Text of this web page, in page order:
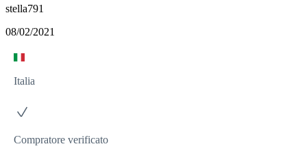
stella791
08/02/2021
Italia
Compratore verificato